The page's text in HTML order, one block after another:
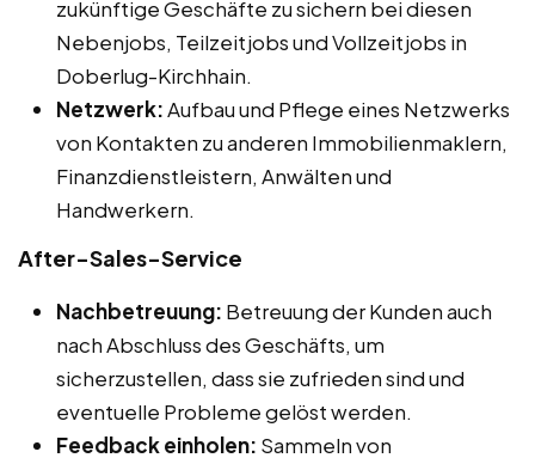
zukünftige Geschäfte zu sichern bei diesen
Nebenjobs, Teilzeitjobs und Vollzeitjobs in
Doberlug-Kirchhain.
Netzwerk:Aufbau und Pflege eines Netzwerks
von Kontakten zu anderen Immobilienmaklern,
Finanzdienstleistern, Anwälten und
Handwerkern.
After-Sales-Service
Nachbetreuung: Betreuung der Kunden auch
nach Abschluss des Geschäfts, um
sicherzustellen, dass sie zufrieden sind und
eventuelle Probleme gelöst werden.
Feedback einholen: Sammeln von